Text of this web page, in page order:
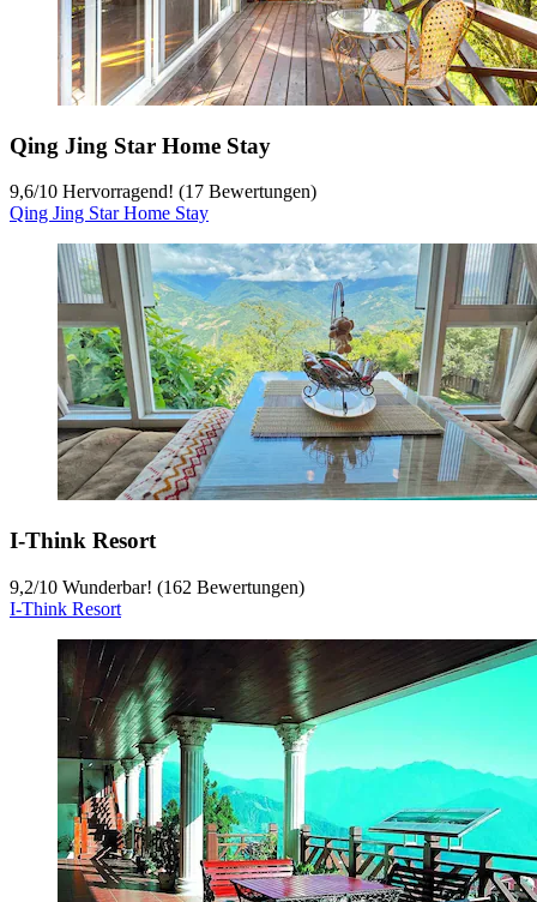
Qing Jing Star Home Stay
9,6/10 Hervorragend! (17 Bewertungen)
Qing Jing Star Home Stay
I-Think Resort
9,2/10 Wunderbar! (162 Bewertungen)
I-Think Resort